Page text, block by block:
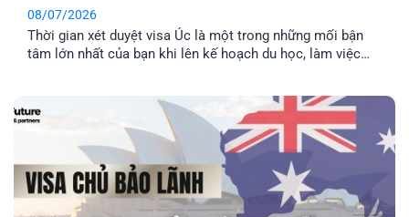
08/07/2026
Thời gian xét duyệt visa Úc là một trong những mối bận
tâm lớn nhất của bạn khi lên kế hoạch du học, làm việc
khiến hồ sơ bị kéo [...]